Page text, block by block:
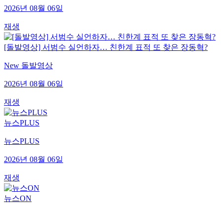
2026년 08월 06일
재생
[돌발영상] 서범수 실언하자… 친한계 표적 또 찾은 장동혁?
New 돌발영상
2026년 08월 06일
재생
뉴스PLUS
뉴스PLUS
2026년 08월 06일
재생
뉴스ON